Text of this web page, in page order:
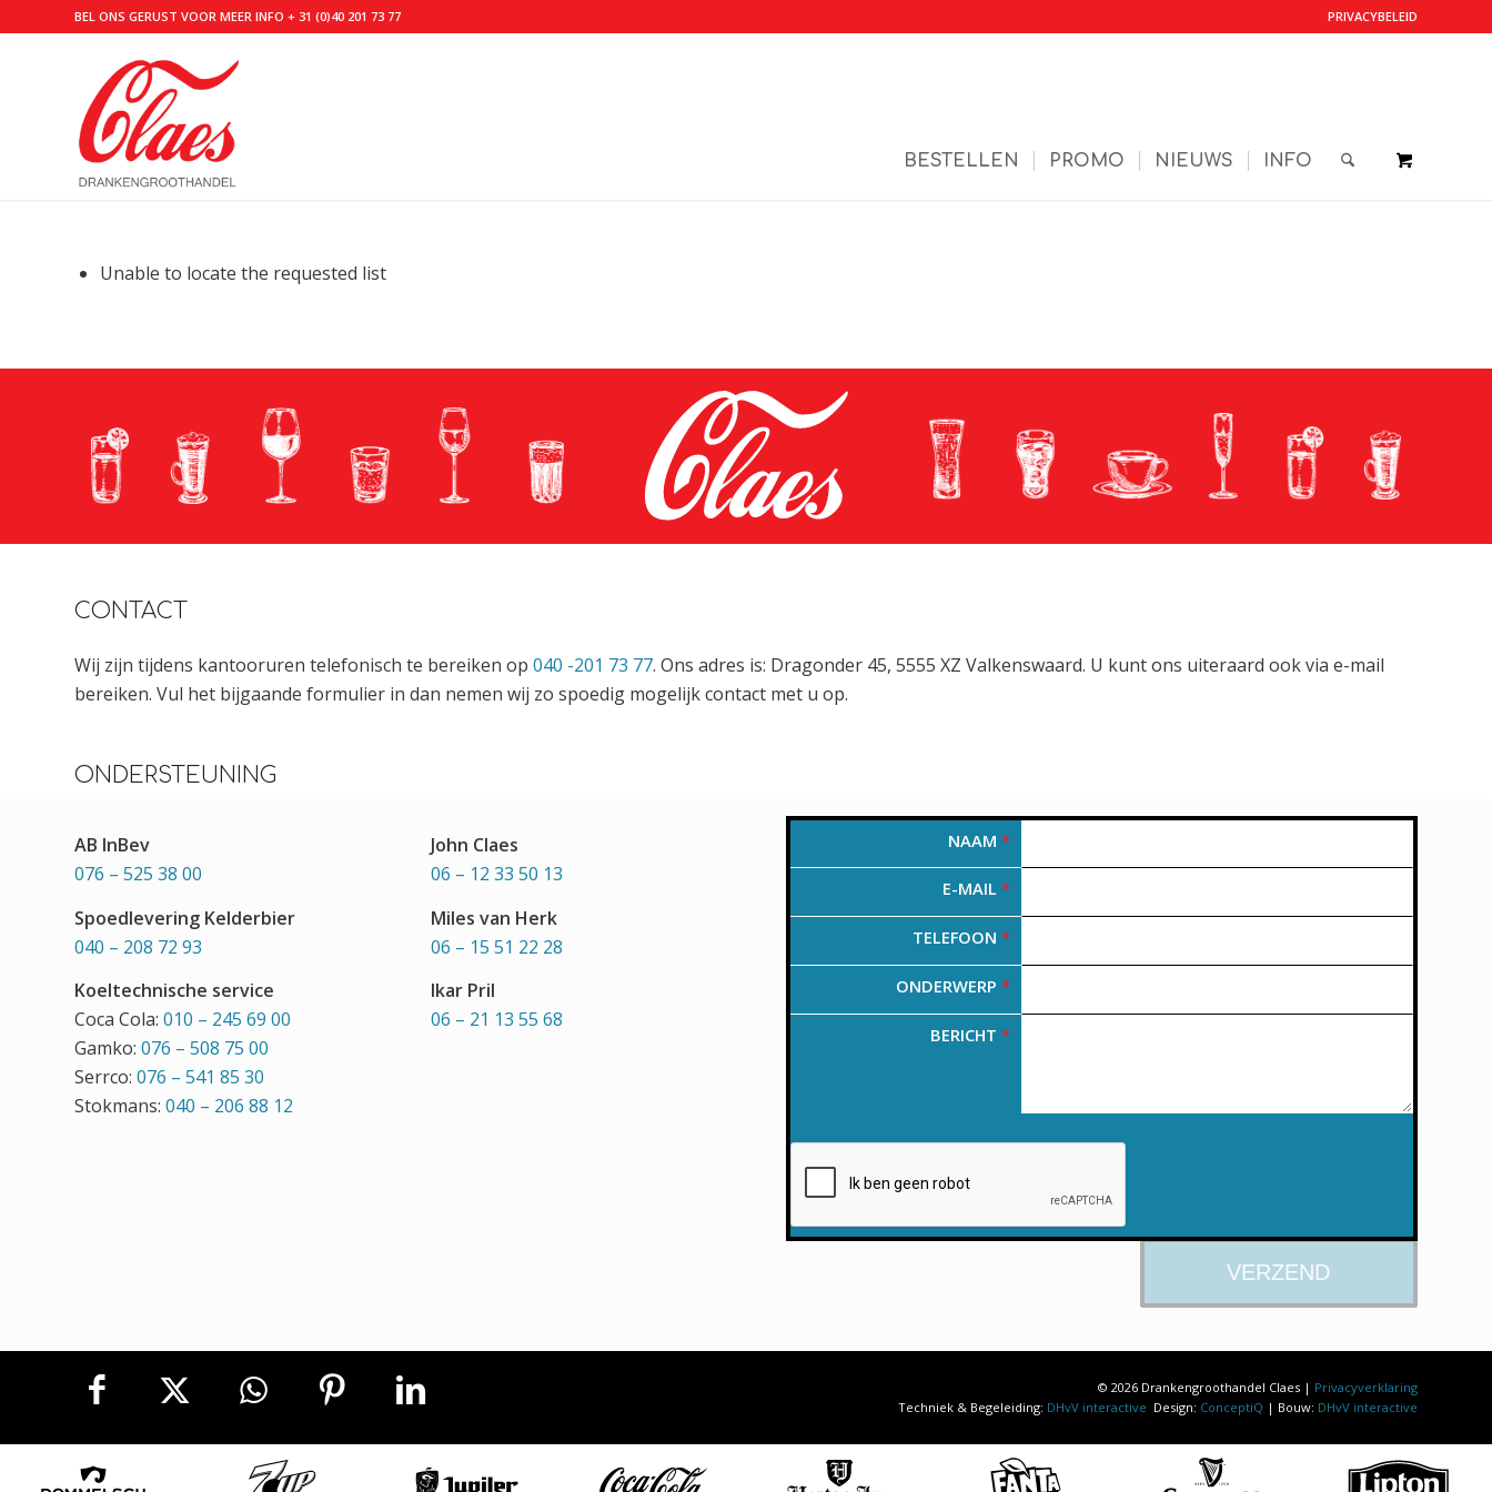
PRIVACYBELEID
BEL ONS GERUST VOOR MEER INFO + 31 (0)40 201 73 77
BESTELLEN PROMO NIEUWS INFO
Unable to locate the requested list
CONTACT
Wij zijn tijdens kantooruren telefonisch te bereiken op 040 -201 73 77. Ons adres is: Dragonder 45, 5555 XZ Valkenswaard. U kunt ons uiteraard ook via e-mail
bereiken. Vul het bijgaande formulier in dan nemen wij zo spoedig mogelijk contact met u op.
ONDERSTEUNING
AB InBev
076 – 525 38 00
Spoedlevering Kelderbier
040 – 208 72 93
Koeltechnische service
Coca Cola: 010 – 245 69 00
Gamko: 076 – 508 75 00
Serrco: 076 – 541 85 30
Stokmans: 040 – 206 88 12
John Claes
06 – 12 33 50 13
Miles van Herk
06 – 15 51 22 28
Ikar Pril
06 – 21 13 55 68
NAAM *
E-MAIL *
TELEFOON *
ONDERWERP *
BERICHT *
© 2026 Drankengroothandel Claes | Privacyverklaring
Techniek & Begeleiding: DHvV interactive Design: ConceptiQ | Bouw: DHvV interactive